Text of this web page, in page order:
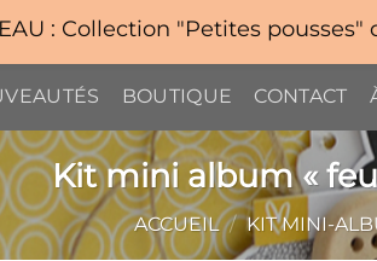
BOUTIQUE CONTACT
Kit mini album «
ACCUEIL / KIT MINI-
: Collection "Petites pousses"